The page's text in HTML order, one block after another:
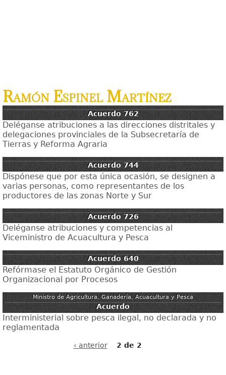
Ramón Espinel Martínez
Acuerdo 762
Deléganse atribuciones a las direcciones distritales y
delegaciones provinciales de la Subsecretaría de
Tierras y Reforma Agraria
Acuerdo 744
Dispónese que por esta única ocasión, se designen a
varias personas, como representantes de los
productores de las zonas Norte y Sur
Acuerdo 726
Deléganse atribuciones y competencias al
Viceministro de Acuacultura y Pesca
Acuerdo 640
Refórmase el Estatuto Orgánico de Gestión
Organizacional por Procesos
Ministro de Agricultura, Ganadería, Acuacultura y Pesca
Acuerdo
Interministerial sobre pesca ilegal, no declarada y no
reglamentada
‹ anterior 2 de 2